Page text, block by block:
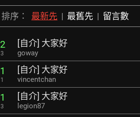
排序： 最新先 | 最舊先 | 留言數
2
3
[自介] 大家好
goway
1
1
[自介] 大家好
vincentchan
1
3
[自介] 大家好
legion87